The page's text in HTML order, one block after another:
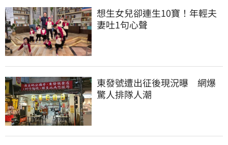
想生女兒卻連生10寶！年輕夫
妻吐1句心聲
東發號遭出征後現況曝　網爆
驚人排隊人潮